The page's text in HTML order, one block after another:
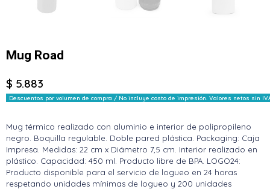
Mug Road
$ 5.883
Descuentos por volumen de compra / No incluye costo de impresión. Valores netos sin
Mug térmico realizado con aluminio e interior de polipropileno
negro. Boquilla regulable. Doble pared plástica. Packaging: Caja
Impresa. Medidas: 22 cm x Diámetro 7,5 cm. Interior realizado en
plástico. Capacidad: 450 ml. Producto libre de BPA. LOGO24:
Producto disponible para el servicio de logueo en 24 horas
respetando unidades mínimas de logueo y 200 unidades